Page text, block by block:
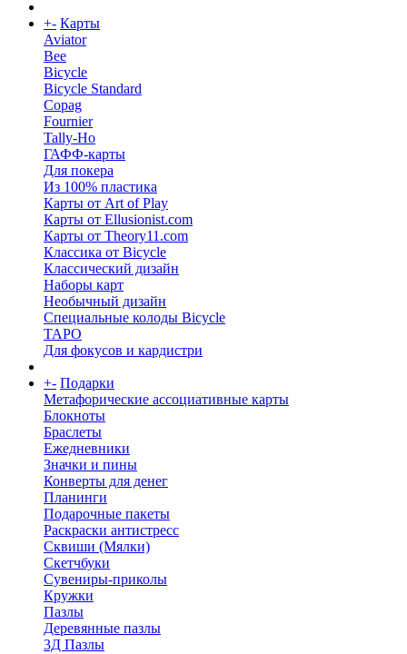
+- Карты
Aviator
Bee
Bicycle
Bicycle Standard
Copag
Fournier
Tally-Ho
ГАФФ-карты
Для покера
Из 100% пластика
Карты от Art of Play
Карты от Ellusionist.com
Карты от Theory11.com
Классика от Bicycle
Классический дизайн
Наборы карт
Необычный дизайн
Специальные колоды Bicycle
ТАРО
Для фокусов и кардистри
+- Подарки
Метафорические ассоциативные карты
Блокноты
Браслеты
Ежедневники
Значки и пины
Конверты для денег
Планинги
Подарочные пакеты
Раскраски антистресс
Сквиши (Мялки)
Скетчбуки
Сувениры-приколы
Кружки
Пазлы
Деревянные пазлы
3Д Пазлы